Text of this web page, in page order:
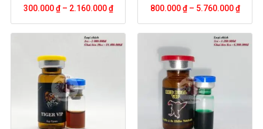
300.000₫– 2.160.000₫ 800.000₫– 5.760.000₫